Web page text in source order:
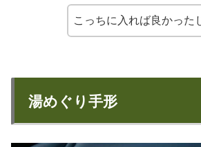
こっちに入れば良かった
湯めぐり手形